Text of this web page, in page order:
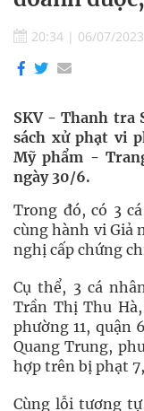
20:34 | 06/07/2023
SKV - Thanh tra
sách xử phạt vi
Mỹ phẩm -
ngày 30/6.
Trong đó, có 3
cùng hành vi Giả
nghị cấp chứng
Cụ thể, 3 cá
Trần Thị Thu
phường 11, quận
Quang Trung,
hợp trên bị phạt
Cùng lỗi tương